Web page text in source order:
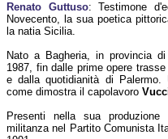
Renato Guttuso: Testimone
Novecento, la sua poetica
la natia Sicilia.
Nato a Bagheria, in provincia
1987, fin dalle prime opere
e dalla quotidianità di
come dimostra il capolavoro
Presenti nella sua
militanza nel Partito Comunista